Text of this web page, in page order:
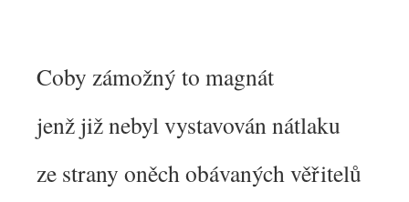
Coby zámožný to magnát
jenž již nebyl vystavován nátlaku
ze strany oněch obávaných věřitelů